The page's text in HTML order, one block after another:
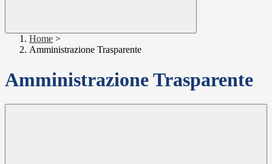
Home >
Amministrazione Trasparente
Amministrazione Trasparente